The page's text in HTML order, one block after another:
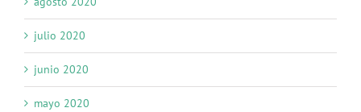
julio 2020
junio 2020
mayo 2020